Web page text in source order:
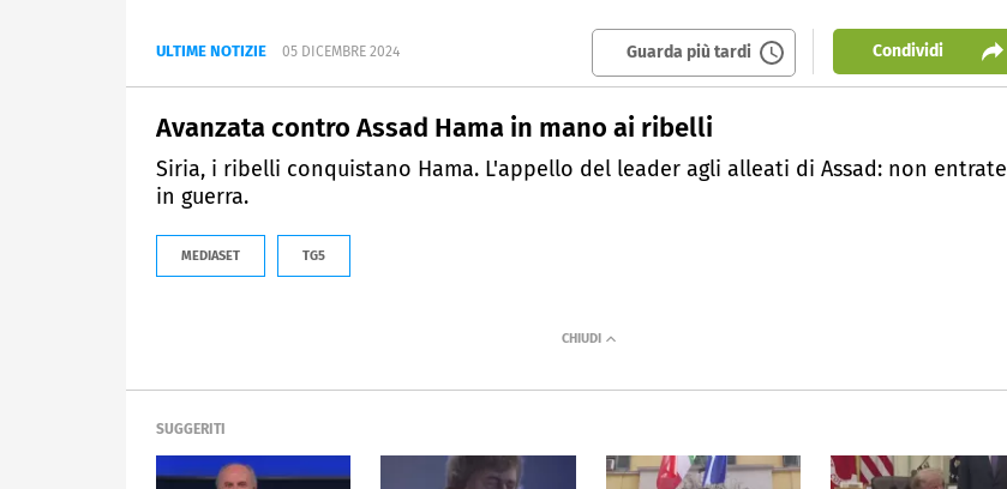
ULTIME NOTIZIE 05 DICEMBRE 2024 Guarda più tardi Condividi
Avanzata contro Assad Hama in mano ai ribelli
Siria, i ribelli conquistano Hama. L'appello del leader agli alleati di Assad: non entrate
in guerra.
MEDIASET TG5
SUGGERITI